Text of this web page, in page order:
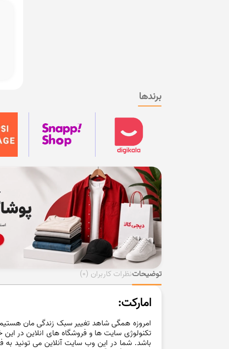
برندها
توضیحاتنظرات کاربران (0)
امارکت:
امروزه همگی شاهد تغییر سبک زندگی مان هستیم
تکنولوژی سایت ها و فروشگاه های انلاین در
باشد. شما در این وب سایت آنلاین می تونید به